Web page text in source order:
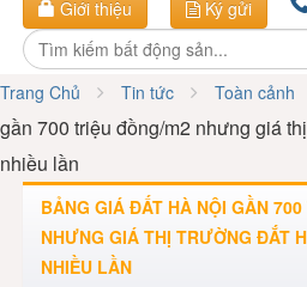
Giới thiệu Ký gửi
Trang Chủ Tin tức Toàn cảnh
gần 700 triệu đồng/m2 nhưng giá
nhiều lần
BẢNG GIÁ ĐẤT HÀ NỘI GẦN
NHƯNG GIÁ THỊ TRƯỜNG ĐẮT
NHIỀU LẦN